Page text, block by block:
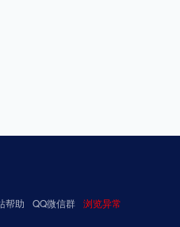
帮助 QQ微信群 浏览异常